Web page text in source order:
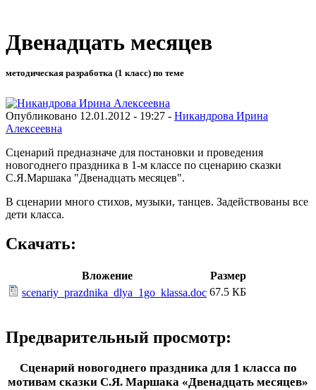
Двенадцать месяцев
методическая разработка (1 класс) по теме
Опубликовано 12.01.2012 - 19:27 - Никандрова Ирина
Алексеевна
Сценарий предназначе для постановки и проведения
новогоднего праздника в 1-м классе по сценарию сказки
С.Я.Маршака "Двенадцать месяцев".
В сценарии много стихов, музыки, танцев. Задействованы все
дети класса.
Скачать:
Вложение
Размер
scenariy_prazdnika_dlya_1go_klassa.doc 67.5 КБ
Предварительный просмотр:
Сценарий новогоднего праздника для 1 класса по
мотивам сказки С.Я. Маршака «Двенадцать месяцев»